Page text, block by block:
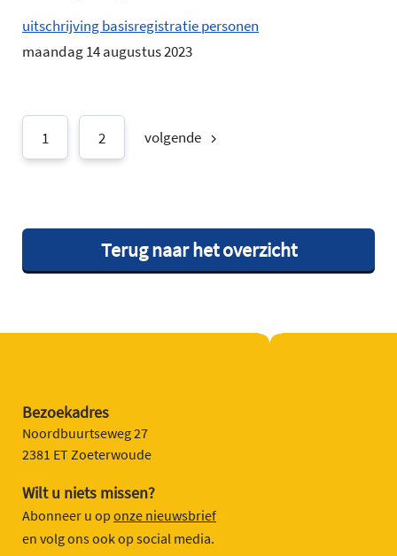
uitschrijving basisregistratie personen
maandag 14 augustus 2023
1 2 volgende
Terug naar het overzicht
Bezoekadres
Noordbuurtseweg 27
2381 ET Zoeterwoude
Wilt u niets missen?
Abonneer u op onze nieuwsbrief
en volg ons ook op social media.